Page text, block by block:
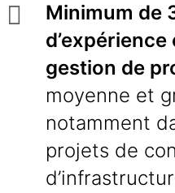
Minimum de
gestion de
moyenne et
notamment
projets de